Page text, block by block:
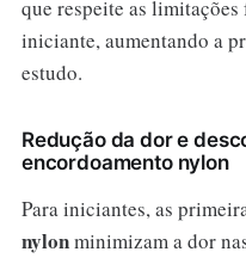
que respeite as
iniciante, aumentando a
estudo.
Redução da dor e
encordoamento nylon
Para iniciantes, as
nylonminimizam a dor